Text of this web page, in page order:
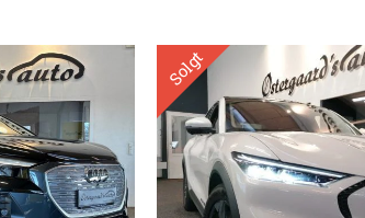
Solgt